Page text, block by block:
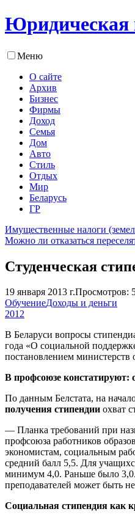
Юридическая
Меню
О сайте
Архив
Бизнес
Фирмы
Доход
Семья
Дом
Авто
Стиль
Отдых
Мир
Беларусь
ГР
Имущественные налоги
Можно ли отказаться
Студенческая
19 января 2013 г.Просмотров:
ОбучениеДоходы и деньги
2012
В Беларуси вопросы
года «О социальной
постановлением министерств
В профсоюзе констатируют:
По данным Белстата, на
получения стипендии охват
— Планка требований при
профсоюза работников
экономистам, социальным
средний балл 5,5. Для
минимум 4,0. Раньше было
преподавателей может быть
Социальная стипендия как